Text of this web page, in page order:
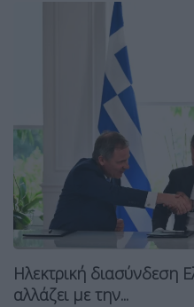
Ηλεκτρική διασύνδεση
αλλάζει με την...